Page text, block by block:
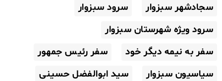
سجادشهر سبزوار
سرود سبزوار
سرود ویژه شهرستان سبزوار
سفر به نیمه دیگر خود
سفر رئیس جمهور
سیاسیون سبزوار
سید ابوالفضل حسینی